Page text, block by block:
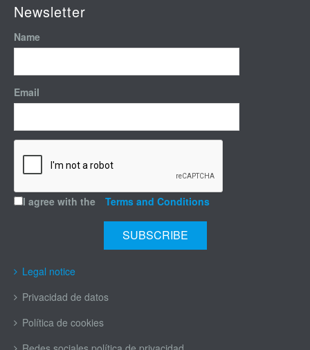
Newsletter
Name
Email
I agree with the Terms and Conditions
Legal notice
Privacidad de datos
Política de cookies